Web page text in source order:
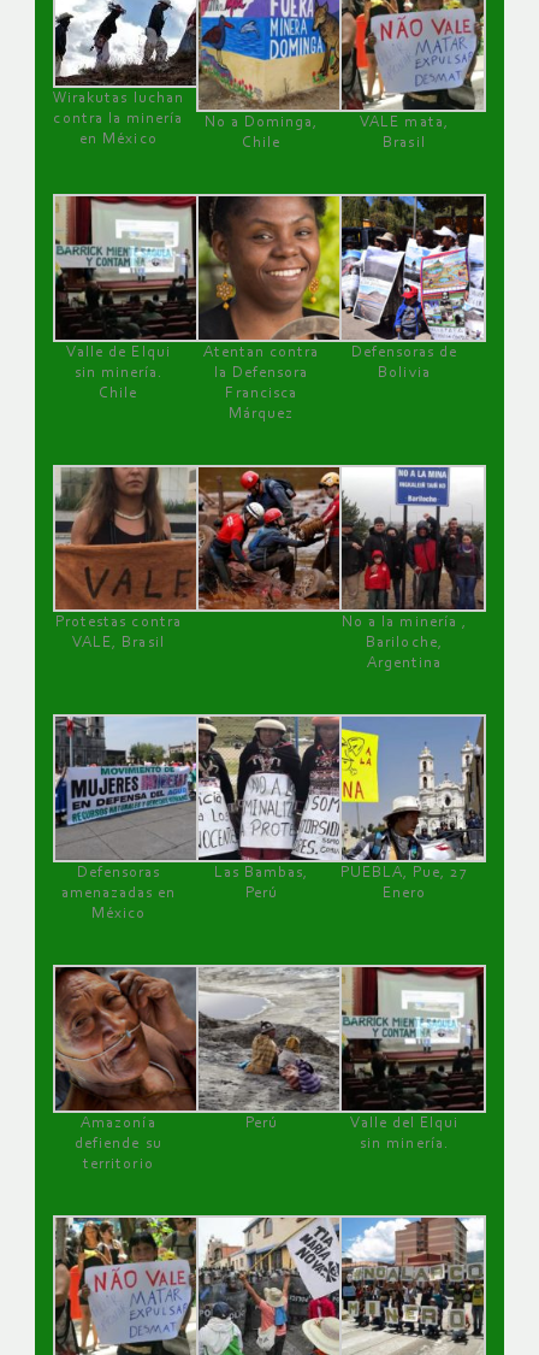
Wirakutas luchan
contra la minería
en México
No a Dominga,
Chile
VALE mata,
Brasil
Valle de Elqui
sin minería.
Chile
Atentan contra
la Defensora
Francisca
Márquez
Defensoras de
Bolivia
Protestas contra
VALE, Brasil
No a la minería ,
Bariloche,
Argentina
Defensoras
amenazadas en
México
Las Bambas,
Perú
PUEBLA, Pue, 27
Enero
Amazonía
defiende su
territorio
Perú
Valle del Elqui
sin minería.